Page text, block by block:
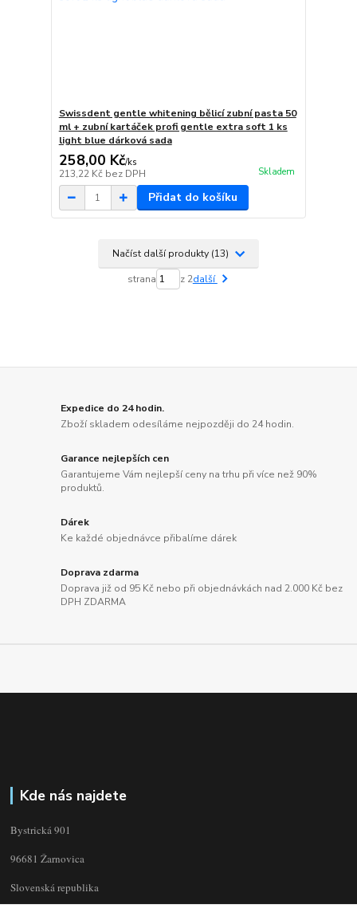
Swissdent gentle whitening bělicí zubní pasta 50
ml + zubní kartáček profi gentle extra soft 1 ks
light blue dárková sada
258,00 Kč/ks
213,22 Kč bez DPH Skladem
Přidat do košíku
Načíst další produkty (13)
strana z 2další
Expedice do 24 hodin.
Zboží skladem odesíláme nejpozději do 24 hodin.
Garance nejlepších cen
Garantujeme Vám nejlepší ceny na trhu při více než 90%
produktů.
Dárek
Ke každé objednávce přibalíme dárek
Doprava zdarma
Doprava již od 95 Kč nebo při objednávkách nad 2.000 Kč bez
DPH ZDARMA
Kde nás najdete
Bystrická 901
96681 Žarnovica
Slovenská republika